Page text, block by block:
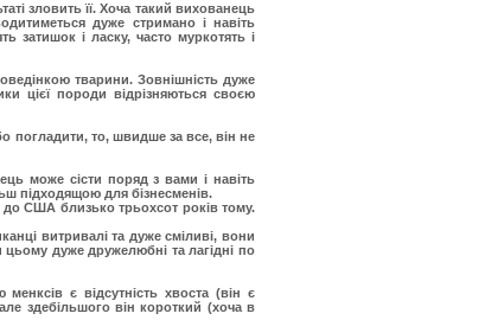
зловить її. Хоча такий вихованець
дуже стримано і навіть
затишок і ласку, часто муркотять і
тварини. Зовнішність дуже
цієї породи відрізняються своєю
погладити, то, швидше за все, він не
може сісти поряд з вами і навіть
підходящою для бізнесменів.
США близько трьохсот років тому.
витривалі та дуже сміливі, вони
цьому дуже дружелюбні та лагідні по
є відсутність хвоста (він є
здебільшого він короткий (хоча в